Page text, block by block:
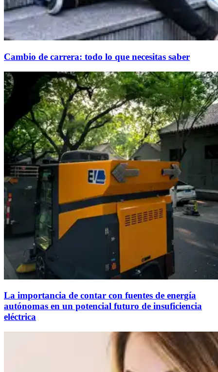
Cambio de carrera: todo lo que necesitas saber
La importancia de contar con fuentes de energía
autónomas en un potencial futuro de insuficiencia
eléctrica